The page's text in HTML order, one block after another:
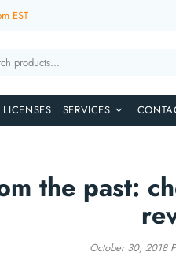
EST
SERVICES
the past:
October 30, 2018